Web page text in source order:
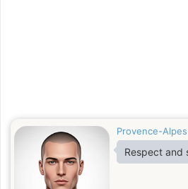
Provence-
Respect and